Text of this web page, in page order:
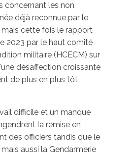
concernant les non
déjà reconnue par le
cette fois le rapport
2023 par le haut comité
militaire (HCECM) sur
désaffection croissante
de plus en plus tôt
difficile et un manque
la remise en
des officiers tandis que le
aussi la Gendarmerie